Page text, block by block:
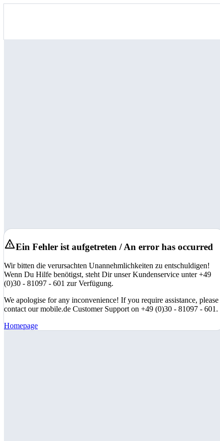
Ein Fehler ist aufgetreten / An error has occurred
Wir bitten die verursachten Unannehmlichkeiten zu entschuldigen!
Wenn Du Hilfe benötigst, steht Dir unser Kundenservice unter +49
(0)30 - 81097 - 601 zur Verfügung.
We apologise for any inconvenience! If you require assistance, please
contact our mobile.de Customer Support on +49 (0)30 - 81097 - 601.
Homepage